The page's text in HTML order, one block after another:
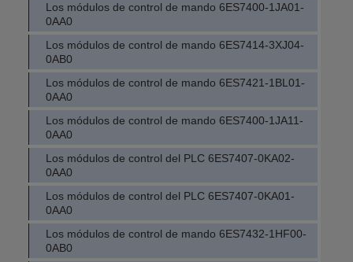
Los módulos de control de mando 6ES7400-1JA01-
0AA0
Los módulos de control de mando 6ES7414-3XJ04-
0AB0
Los módulos de control de mando 6ES7421-1BL01-
0AA0
Los módulos de control de mando 6ES7400-1JA11-
0AA0
Los módulos de control del PLC 6ES7407-0KA02-
0AA0
Los módulos de control del PLC 6ES7407-0KA01-
0AA0
Los módulos de control de mando 6ES7432-1HF00-
0AB0